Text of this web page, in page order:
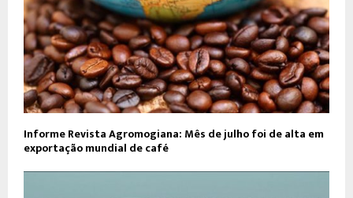
Informe Revista Agromogiana: Mês de julho foi de alta em
exportação mundial de café